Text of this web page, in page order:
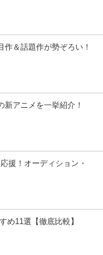
作＆話題作が勢ぞろい！
新アニメを一挙紹介！
援！オーディション・
め11選【徹底比較】